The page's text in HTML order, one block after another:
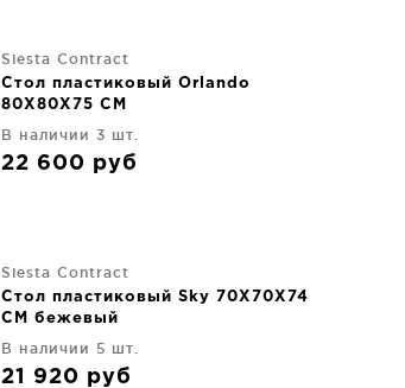
Siesta Contract
Стол пластиковый Orlando
80X80X75 CM
В наличии 3 шт.
22 600 руб
Siesta Contract
Стол пластиковый Sky 70X70X74
CM бежевый
В наличии 5 шт.
21 920 руб